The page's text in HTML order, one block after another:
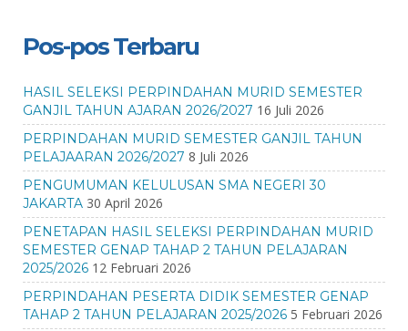
Pos-pos Terbaru
HASIL SELEKSI PERPINDAHAN MURID SEMESTER
GANJIL TAHUN AJARAN 2026/2027 16 Juli 2026
PERPINDAHAN MURID SEMESTER GANJIL TAHUN
PELAJAARAN 2026/2027 8 Juli 2026
PENGUMUMAN KELULUSAN SMA NEGERI 30
JAKARTA 30 April 2026
PENETAPAN HASIL SELEKSI PERPINDAHAN MURID
SEMESTER GENAP TAHAP 2 TAHUN PELAJARAN
2025/2026 12 Februari 2026
PERPINDAHAN PESERTA DIDIK SEMESTER GENAP
TAHAP 2 TAHUN PELAJARAN 2025/2026 5 Februari 2026